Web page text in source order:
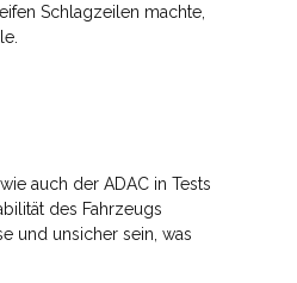
Schlagzeilen machte,
auch der ADAC in Tests
des Fahrzeugs
und unsicher sein, was